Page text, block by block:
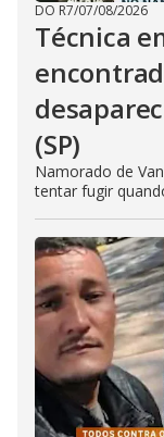
DO R7/07/08/2026
Técnica
(SP)
Namorado de
tentar fugir